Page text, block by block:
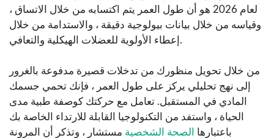
لعام 2026 هو أن طول العمر يتم اكتسابه من خلال الاتساق ،
وقياسه من خلال بيانات بيولوجية دقيقة ، والاستدامة من خلال
إعطاء الأولوية للعضلات الهيكلية والتعافي.
من خلال تحويل منظورك من تدخلات قصيرة مدفوعة بالغرور
إلى نهج تحليلي يركز على طول العمر ، فإنك تحمي جسمك
المادي في المستقبل. تعامل مع حركتك كوصفة طبية مدى
الحياة ، واستفد من التكنولوجيا القابلة للارتداء الخاصة بك
باعتبارها
الصحة الشخصية مستشار ، وتذكر أن المرونة